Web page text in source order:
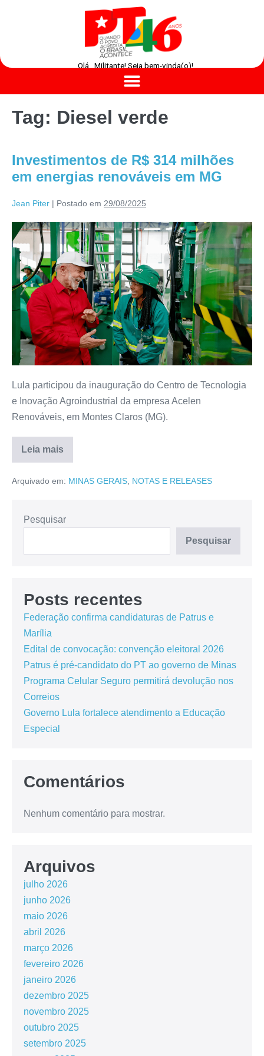
Olá , Militante! Seja bem-vinda(o)!
Tag: Diesel verde
Investimentos de R$ 314 milhões
em energias renováveis em MG
Jean Piter | Postado em 29/08/2025
Lula participou da inauguração do Centro de Tecnologia
e Inovação Agroindustrial da empresa Acelen
Renováveis, em Montes Claros (MG).
Leia mais
Arquivado em: MINAS GERAIS NOTAS E RELEASES
Pesquisar
Pesquisar
Posts recentes
Federação confirma candidaturas de Patrus e
Marília
Edital de convocação: convenção eleitoral 2026
Patrus é pré-candidato do PT ao governo de Minas
Programa Celular Seguro permitirá devolução nos
Correios
Governo Lula fortalece atendimento a Educação
Especial
Comentários
Nenhum comentário para mostrar.
Arquivos
julho 2026
junho 2026
maio 2026
abril 2026
março 2026
fevereiro 2026
janeiro 2026
dezembro 2025
novembro 2025
outubro 2025
setembro 2025